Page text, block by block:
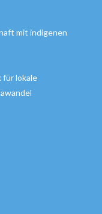
mit indigenen
lokale